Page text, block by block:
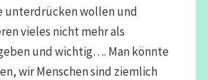
unterdrücken wollen und
vieles nicht mehr als
und wichtig…. Man könnte
wir Menschen sind ziemlich